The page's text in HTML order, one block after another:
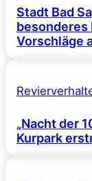
Stadt Bad
besonderes
Vorschläge
„Nacht der
Kurpark